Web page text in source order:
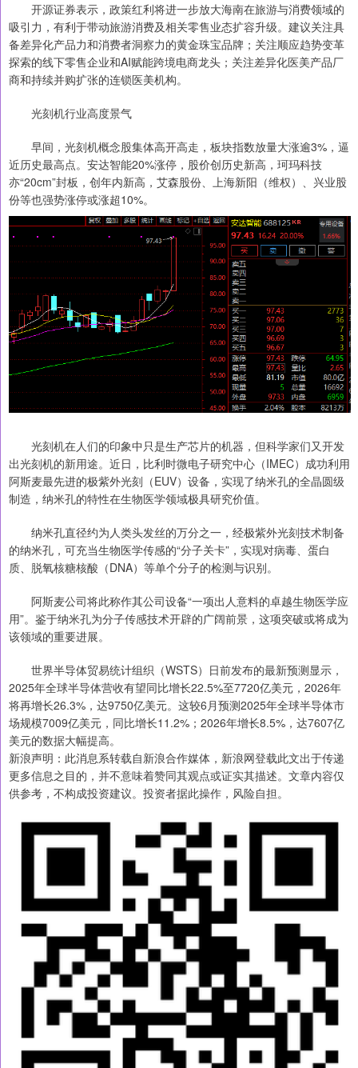
开源证券表示，政策红利将进一步放大海南在旅游与消费领域的
吸引力，有利于带动旅游消费及相关零售业态扩容升级。建议关注具
备差异化产品力和消费者洞察力的黄金珠宝品牌；关注顺应趋势变革
探索的线下零售企业和AI赋能跨境电商龙头；关注差异化医美产品厂
商和持续并购扩张的连锁医美机构。
光刻机行业高度景气
早间，光刻机概念股集体高开高走，板块指数放量大涨逾3%，逼
近历史最高点。安达智能20%涨停，股价创历史新高，珂玛科技
亦“20cm”封板，创年内新高，艾森股份、上海新阳（维权）、兴业股
份等也强势涨停或涨超10%。
光刻机在人们的印象中只是生产芯片的机器，但科学家们又开发
出光刻机的新用途。近日，比利时微电子研究中心（IMEC）成功利用
阿斯麦最先进的极紫外光刻（EUV）设备，实现了纳米孔的全晶圆级
制造，纳米孔的特性在生物医学领域极具研究价值。
纳米孔直径约为人类头发丝的万分之一，经极紫外光刻技术制备
的纳米孔，可充当生物医学传感的“分子关卡”，实现对病毒、蛋白
质、脱氧核糖核酸（DNA）等单个分子的检测与识别。
阿斯麦公司将此称作其公司设备“一项出人意料的卓越生物医学应
用”。鉴于纳米孔为分子传感技术开辟的广阔前景，这项突破或将成为
该领域的重要进展。
世界半导体贸易统计组织（WSTS）日前发布的最新预测显示，
2025年全球半导体营收有望同比增长22.5%至7720亿美元，2026年
将再增长26.3%，达9750亿美元。这较6月预测2025年全球半导体市
场规模7009亿美元，同比增长11.2%；2026年增长8.5%，达7607亿
美元的数据大幅提高。
新浪声明：此消息系转载自新浪合作媒体，新浪网登载此文出于传递
更多信息之目的，并不意味着赞同其观点或证实其描述。文章内容仅
供参考，不构成投资建议。投资者据此操作，风险自担。